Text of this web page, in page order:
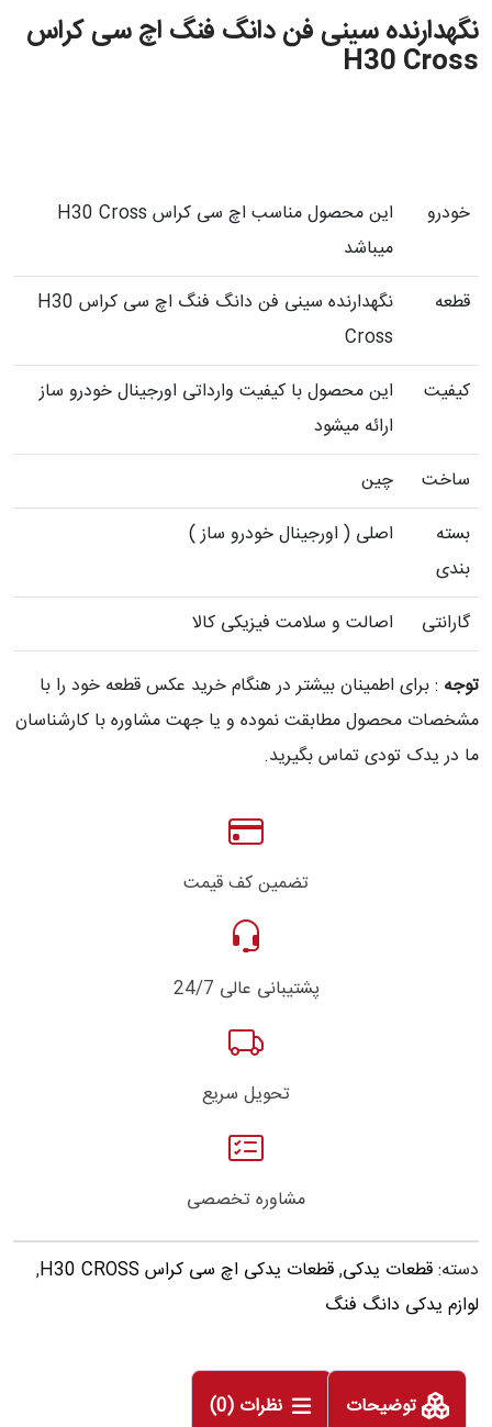
نگهدارنده سینی فن دانگ فنگ اچ سی کراس
H30 Cross
خودرو
این محصول مناسب اچ سی کراس H30 Cross
میباشد
قطعه
نگهدارنده سینی فن دانگ فنگ اچ سی کراس H30
Cross
کیفیت
این محصول با کیفیت وارداتی اورجینال خودرو ساز
ارائه میشود
ساخت
چین
بسته
بندی
اصلی ( اورجینال خودرو ساز )
گارانتی اصالت و سلامت فیزیکی کالا
توجه : برای اطمینان بیشتر در هنگام خرید عکس قطعه خود را با
مشخصات محصول مطابقت نموده و یا جهت مشاوره با کارشناسان
ما در یدک تودی تماس بگیرید.
تضمین کف قیمت
پشتیبانی عالی 24/7
تحویل سریع
مشاوره تخصصی
دسته:قطعات یدکی,قطعات یدکی اچ سی کراس H30 CROSS
,
لوازم یدکی دانگ فنگ
توضیحات نظرات (0)